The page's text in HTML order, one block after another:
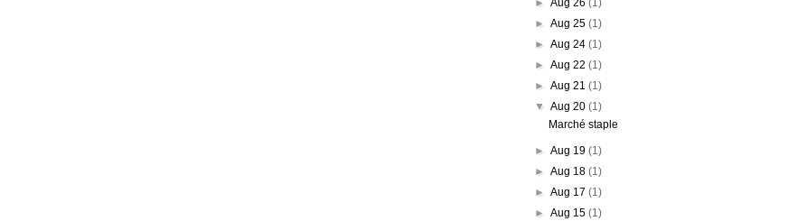
►Aug 26(1)
►Aug 25(1)
►Aug 24(1)
►Aug 22(1)
►Aug 21(1)
▼Aug 20(1)
Marché staple
►Aug 19(1)
►Aug 18(1)
►Aug 17(1)
►Aug 15(1)